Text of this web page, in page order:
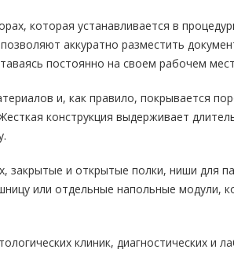
которая устанавливается в
аккуратно разместить
постоянно на своем рабочем
и, как правило, покрывается
конструкция выдерживает
и открытые полки, ниши для
или отдельные напольные модули,
клиник, диагностических и